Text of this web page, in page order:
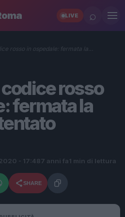
LIVE ⌕
rosso in ospedale: fermata la…
rosso
fermata la
- 17:487 anni fa 1 min di lettura
SHARE